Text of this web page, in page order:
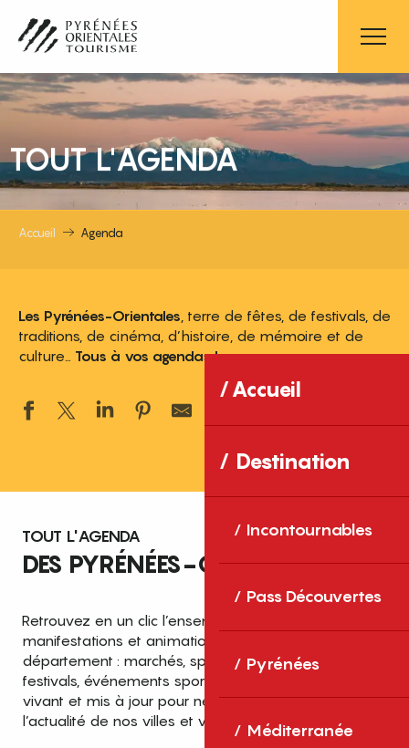
contenu
principal
Accueil
Destination
Incontournables
Pass Découvertes
Pyrénées
Méditerranée
TOUT L'AGENDA
Accueil Agenda
Les Pyrénées-Orientales , terre de fêtes, de festivals, de
traditions, de cinéma, d’histoire, de mémoire et de
culture… Tous à vos agendas !
TOUT L'AGENDA
DES PYRÉNÉES-ORIENTALES
Retrouvez en un clic l’ensemble des fêtes,
manifestations et animations recensées dans le
département : marchés, spectacles, expositions,
festivals, événements sportifs et culturels… un agenda
vivant et mis à jour pour ne rien manquer de
l’actualité de nos villes et villages.